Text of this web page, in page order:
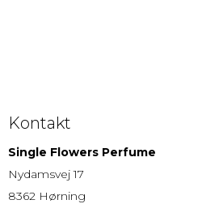
Kontakt
Single Flowers Perfume
Nydamsvej 17
8362 Hørning